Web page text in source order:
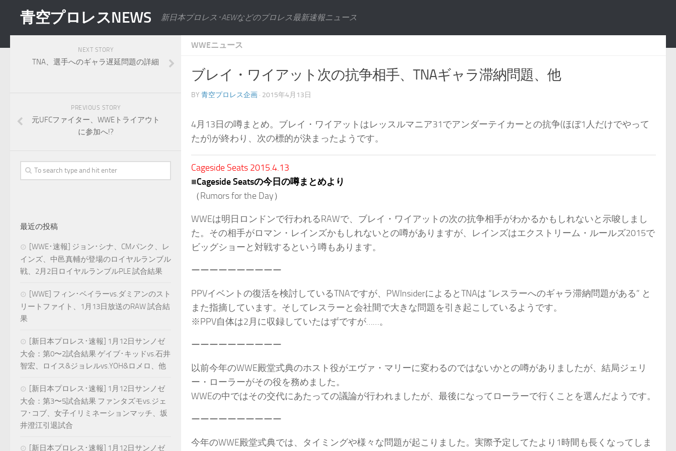
青空プロレスNEWS 新日本プロレス･AEWなどのプロレス最新速報ニュース
WWEニュース
ブレイ・ワイアット次の抗争相手、TNAギャラ滞納問題、他
BY 青空プロレス企画 · 2015年4月13日
4月13日の噂まとめ。ブレイ・ワイアットはレッスルマニア31でアンダーテイカーとの抗争(ほぼ1人だけでやって
たが)が終わり、次の標的が決まったようです。
Cageside Seats 2015.4.13
■Cageside Seatsの今日の噂まとめより
（Rumors for the Day）
WWEは明日ロンドンで行われるRAWで、ブレイ・ワイアットの次の抗争相手がわかるかもしれないと示唆しまし
た。その相手がロマン・レインズかもしれないとの噂がありますが、レインズはエクストリーム・ルールズ2015で
ビッグショーと対戦するという噂もあります。
ーーーーーーーーーー
PPVイベントの復活を検討しているTNAですが、PWInsiderによるとTNAは “レスラーへのギャラ滞納問題がある” と
また指摘しています。そしてレスラーと会社間で大きな問題を引き起こしているようです。
※PPV自体は2月に収録していたはずですが……。
ーーーーーーーーーー
以前今年のWWE殿堂式典のホスト役がエヴァ・マリーに変わるのではないかとの噂がありましたが、結局ジェリ
ー・ローラーがその役を務めました。
WWEの中ではその交代にあたっての議論が行われましたが、最後になってローラーで行くことを選んだようです。
ーーーーーーーーーー
今年のWWE殿堂式典では、タイミングや様々な問題が起こりました。実際予定してたより1時間も長くなってしま
NEXT STORY
TNA、選手へのギャラ遅延問題の詳細
PREVIOUS STORY
元UFCファイター、WWEトライアウト
に参加へ!?
最近の投稿
[WWE･速報] ジョン･シナ、CMパンク、レ
インズ、中邑真輔が登場のロイヤルランブル
戦、2月2日ロイヤルランブルPLE 試合結果
[WWE] フィン･ベイラーvs.ダミアンのスト
リートファイト、1月13日放送のRAW 試合結
果
[新日本プロレス･速報] 1月12日サンノゼ
大会：第0〜2試合結果 ゲイブ･キッドvs.石井
智宏、ロイス&ジョレルvs.YOH&ロメロ、他
[新日本プロレス･速報] 1月12日サンノゼ
大会：第3〜5試合結果 ファンタズモvs.ジェ
フ･コブ、女子イリミネーションマッチ、坂
井澄江引退試合
[新日本プロレス･速報] 1月12日サンノゼ